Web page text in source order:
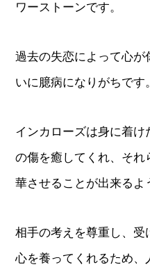
ワーストーンです。
過去の失恋によって心
いに臆病になりがちです。
インカローズは身に着
の傷を癒してくれ、そ
華させることが出来るよ
相手の考えを尊重し、
心を養ってくれるため